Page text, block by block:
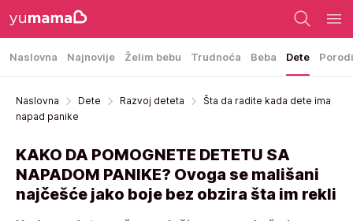
Naslovna Najnovije Želim bebu Trudnoća Beba Dete
Naslovna Dete Razvoj deteta
Šta da radite kada dete ima
napad panike
KAKO DA POMOGNETE DETETU SA
NAPADOM PANIKE? Ovoga se mališani
najčešće jako boje bez obzira šta im rekli